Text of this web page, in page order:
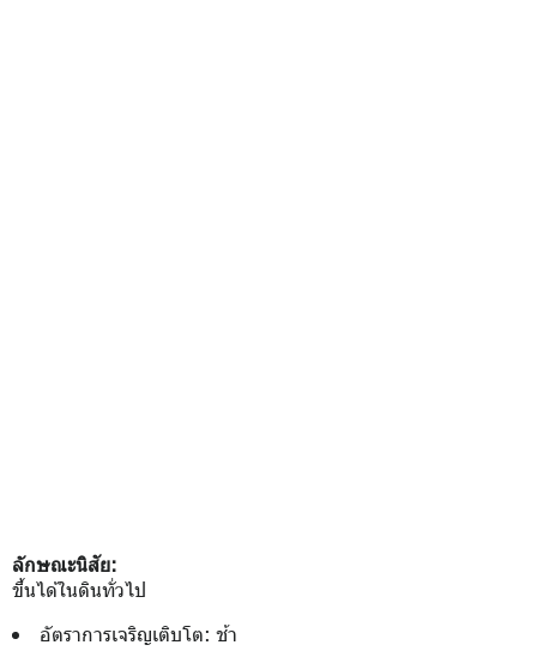
ลักษณะนิสัย:
ขึ้นได้ในดินทั่วไป
อัตราการเจริญเติบโต: ช้า